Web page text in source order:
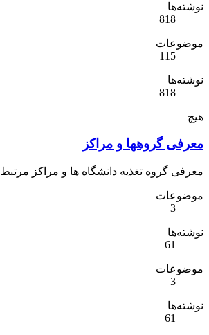
نوشته‌ها
818
موضوعات
115
نوشته‌ها
818
هیچ
معرفی گروهها و مراکز
معرفی گروه تغذیه دانشگاه ها و مراکز مرتبط
موضوعات
3
نوشته‌ها
61
موضوعات
3
نوشته‌ها
61